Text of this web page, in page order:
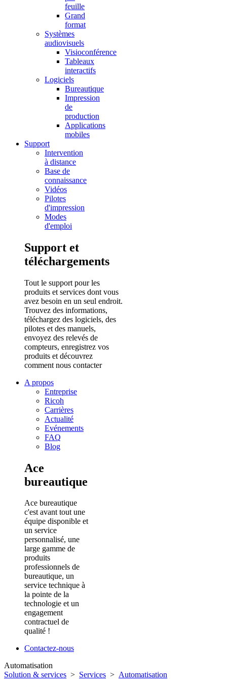
feuille
Grand
format
Systèmes
audiovisuels
Visioconférence
Tableaux
interactifs
Logiciels
Bureautique
Impression
de
production
Applications
mobiles
Support
Intervention
à distance
Base de
connaissance
Vidéos
Pilotes
d'impression
Modes
d'emploi
Support et
téléchargements
Tout le support pour les
produits et services dont vous
avez besoin en un seul endroit.
Trouvez des informations,
téléchargez des logiciels, des
pilotes et des manuels,
envoyez des relevés de
compteurs, enregistrez vos
produits et découvrez
comment nous contacter
A propos
Entreprise
Ricoh
Carrières
Actualité
Evénements
FAQ
Blog
Ace
bureautique
Ace bureautique
c'est avant tout une
équipe disponible et
un service
personnalisé, une
large gamme de
produits
professionnels de
bureautique, un
service technique à
la pointe de la
technologie et un
engagement
contractuel de
qualité !
Contactez-nous
Automatisation
Solution & services > Services > Automatisation